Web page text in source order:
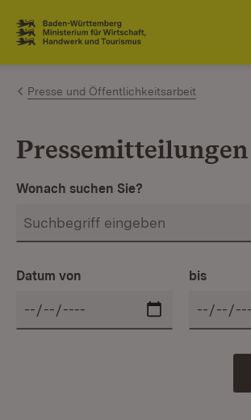
Zum Inhalt springen
Link zur Startseite
Presse und Öffentlichkeitsarbeit
Pressemitteilungen
Wonach suchen Sie?
Datum von bis